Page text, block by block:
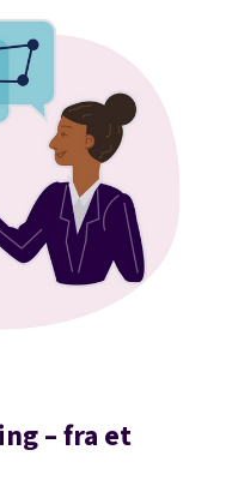
– fra et